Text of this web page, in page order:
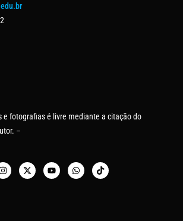
e fotografias é livre mediante a citação do
–